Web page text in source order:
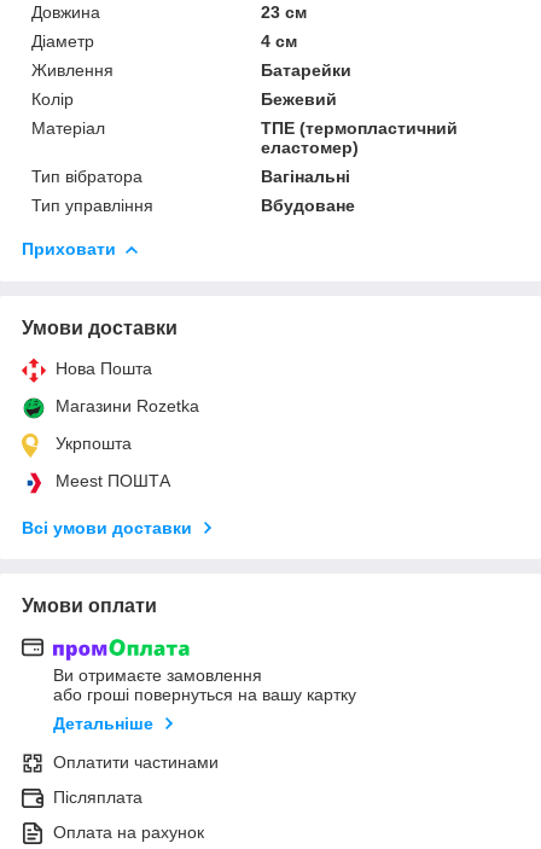
Довжина
23 см
Діаметр
4 см
Живлення
Батарейки
Колір
Бежевий
Матеріал
ТПЕ (термопластичний
еластомер)
Тип вібратора
Вагінальні
Тип управління
Вбудоване
Приховати
Умови доставки
Нова Пошта
Магазини Rozetka
Укрпошта
Meest ПОШТА
Всі умови доставки
Умови оплати
Ви отримаєте замовлення
або гроші повернуться на вашу картку
Детальніше
Оплатити частинами
Післяплата
Оплата на рахунок